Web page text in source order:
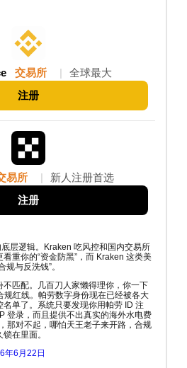
交易所 全球最大
注册
易所 新人注册首选
注册
层逻辑。Kraken 吃风控和国内交易所
重你的“资金防黑”，而 Kraken 这类美
规与反洗钱”。
匹配。几百刀人家懒得理你，你一下
规红线。帕劳数字身份现在已经被各大
单了。系统只要发现你用帕劳 ID 注
登录，而且提供不出真实的海外水电费
那对不起，哪怕天王老子来开路，合规
在里面。
年6月22日